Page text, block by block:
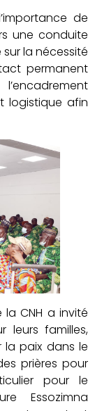
de
une conduite
la nécessité
permanent
logistique afin
CNH a invité
leurs familles,
la paix dans le
prières pour
pour le
Essozimna